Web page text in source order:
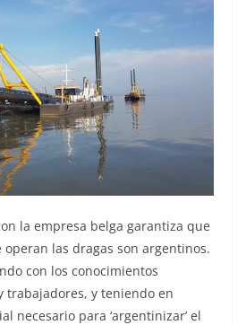
la empresa belga garantiza que
las dragas son argentinos.
con los conocimientos
trabajadores, y teniendo en
necesario para ‘argentinizar’ el